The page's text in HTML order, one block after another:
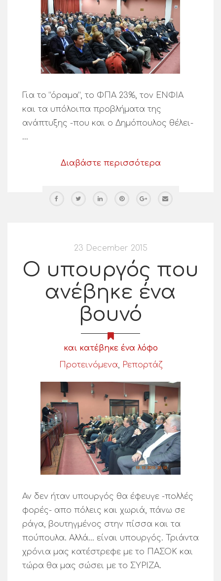
Για το “όραμα”, το ΦΠΑ 23%, τον ΕΝΦΙΑ
και τα υπόλοιπα προβλήματα της
ανάπτυξης -που και ο Δημόπουλος θέλει-
…
Διαβάστε περισσότερα
23 December 2015
Ο υπουργός που
ανέβηκε ένα
βουνό
και κατέβηκε ένα λόφο
Προτεινόμενα, Ρεπορτάζ
Αν δεν ήταν υπουργός θα έφευγε -πολλές
φορές- απο πόλεις και χωριά, πάνω σε
ράγα, βουτηγμένος στην πίσσα και τα
πούπουλα. Αλλά… είναι υπουργός. Τριάντα
χρόνια μας κατέστρεφε με το ΠΑΣΟΚ και
τώρα θα μας σώσει με το ΣΥΡΙΖΑ.